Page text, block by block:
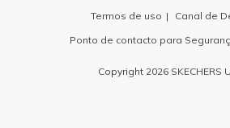
Termos de uso
Canal de
Ponto de contacto para
Copyright 2026 SKECHERS